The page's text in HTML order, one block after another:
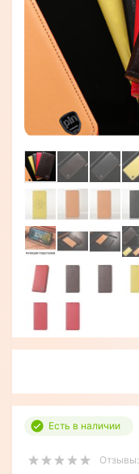
Есть в наличии
Отзывы: